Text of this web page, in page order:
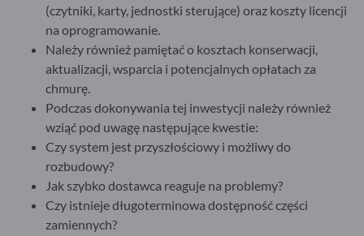
(czytniki, karty, jednostki sterujące) oraz koszty licencji
na oprogramowanie.
Należy również pamiętać o kosztach konserwacji,
aktualizacji, wsparcia i potencjalnych opłatach za
chmurę.
Podczas dokonywania tej inwestycji należy również
wziąć pod uwagę następujące kwestie:
Czy system jest przyszłościowy i możliwy do
rozbudowy?
Jak szybko dostawca reaguje na problemy?
Czy istnieje długoterminowa dostępność części
zamiennych?